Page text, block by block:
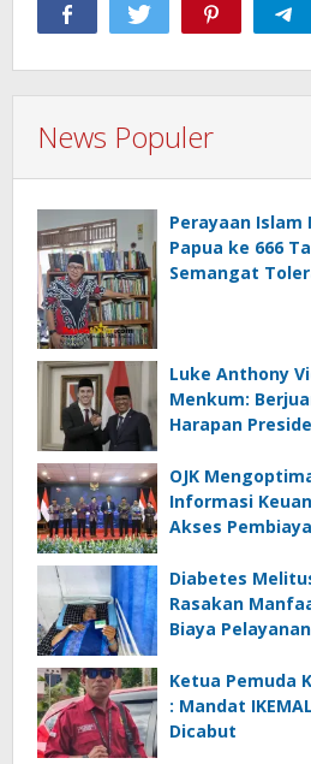
News Populer
Perayaan Islam
Papua ke 666
Semangat
Luke Anthony
Menkum:
Harapan
OJK
Informasi
Akses
Diabetes
Rasakan
Biaya
Ketua Pemuda
: Mandat
Dicabut